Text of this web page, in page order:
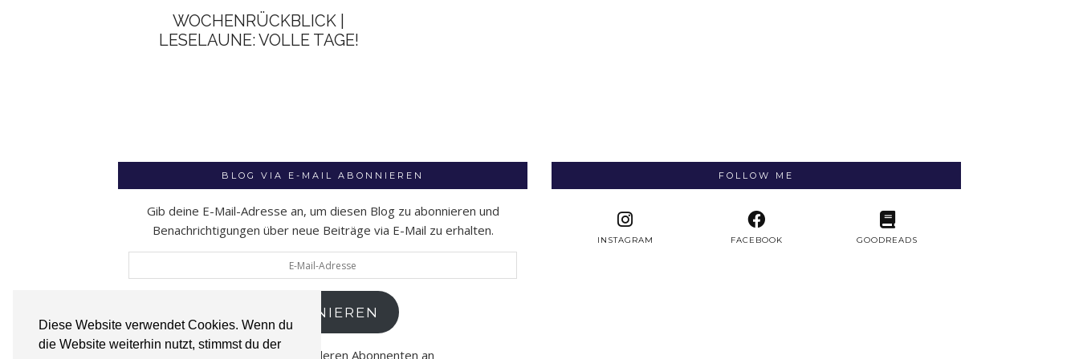
Diese Website verwendet Cookies. Wenn du
die Website weiterhin nutzt, stimmst du der
WOCHENRÜCKBLICK |
LESELAUNE: VOLLE TAGE!
BLOG VIA E-MAIL ABONNIEREN
Gib deine E-Mail-Adresse an, um diesen Blog zu abonnieren und
Benachrichtigungen über neue Beiträge via E-Mail zu erhalten.
Mail-
ABONNIEREN
Schließe dich 52 anderen Abonnenten an
FOLLOW ME
INSTAGRAM FACEBOOK GOODREADS